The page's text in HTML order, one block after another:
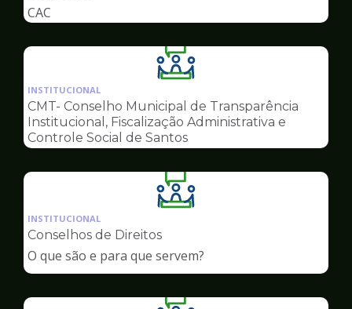
CAC
Ilustração
da
pagina
de
Conselhos
INSTITUCIONAL
CMT- Conselho Municipal de Transparência
Institucional, Fiscalização Administrativa e
Controle Social de Santos
Ilustração
da
Conselhos
INSTITUCIONAL
Conselhos de Direitos
O que são e para que servem?